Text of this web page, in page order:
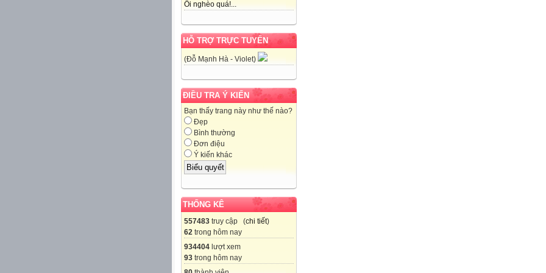
Ôi nghèo quá!...
HỖ TRỢ TRỰC TUYẾN
(Đỗ Mạnh Hà - Violet)
ĐIỀU TRA Ý KIẾN
Bạn thấy trang này như thế nào?
Đẹp
Bình thường
Đơn điệu
Ý kiến khác
THỐNG KÊ
557483 truy cập (chi tiết)
62 trong hôm nay
934404 lượt xem
93 trong hôm nay